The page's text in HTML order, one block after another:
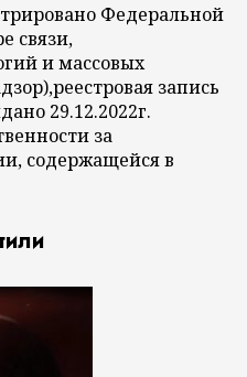
Федеральной
связи,
и массовых
запись
29.12.2022г.
за
содержащейся в